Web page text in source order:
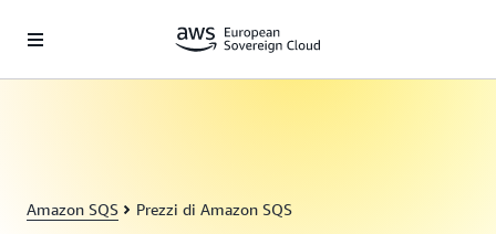
Amazon SQS Prezzi di Amazon SQS